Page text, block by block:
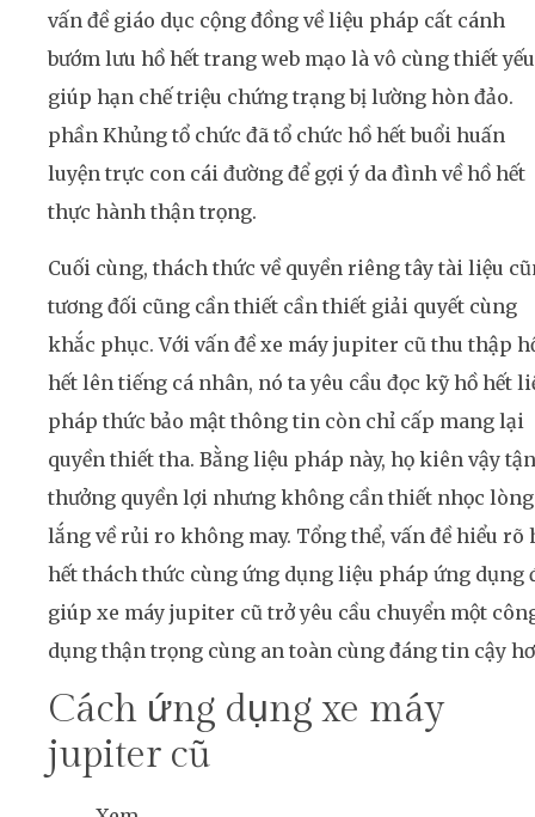
vấn đề giáo dục cộng đồng về liệu pháp cất cánh
bướm lưu hồ hết trang web mạo là vô cùng thiết
giúp hạn chế triệu chứng trạng bị lường hòn đảo.
phần Khủng tổ chức đã tổ chức hồ hết buổi huấn
luyện trực con cái đường để gợi ý da đình về hồ hết
thực hành thận trọng.
Cuối cùng, thách thức về quyền riêng tây tài liệu
tương đối cũng cần thiết cần thiết giải quyết cùng
khắc phục. Với vấn đề xe máy jupiter cũ thu thập
hết lên tiếng cá nhân, nó ta yêu cầu đọc kỹ hồ hết
pháp thức bảo mật thông tin còn chỉ cấp mang lại
quyền thiết tha. Bằng liệu pháp này, họ kiên vậy tận
thưởng quyền lợi nhưng không cần thiết nhọc lòng
lắng về rủi ro không may. Tổng thể, vấn đề hiểu rõ
hết thách thức cùng ứng dụng liệu pháp ứng dụng
giúp xe máy jupiter cũ trở yêu cầu chuyển một
dụng thận trọng cùng an toàn cùng đáng tin cậy
Cách ứng dụng xe máy
jupiter cũ